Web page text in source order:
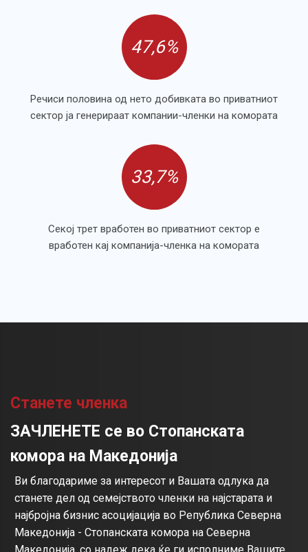
47,6%
Речиси половина од нето добивката во приватниот
сектор ја генерираат компании-членки на комората
33,7%
Секој трет вработен во приватниот сектор е
вработен кај компанија-членка на комората
Станете членка
ЗАЧЛЕНЕТЕ се во Стопанската
комора на Македонија
Ви благодариме за интересот и Вашата одлука да
станете дел од семејството членки на најстарата и
најбројна бизнис асоцијација во Република Северна
Македонија - Стопанската комора на Северна
Македонија, со надеж дека ќе ги исполниме Вашите